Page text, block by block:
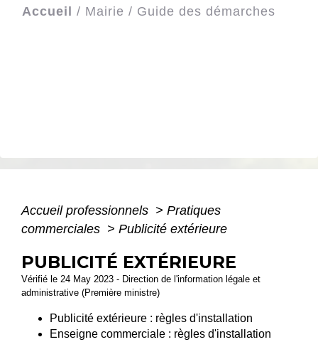
Accueil / Mairie / Guide des démarches
Accueil professionnels > Pratiques
commerciales > Publicité extérieure
PUBLICITÉ EXTÉRIEURE
Vérifié le 24 May 2023 - Direction de l'information légale et
administrative (Première ministre)
Publicité extérieure : règles d'installation
Enseigne commerciale : règles d'installation